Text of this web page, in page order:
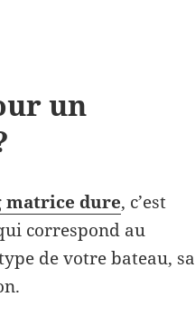
un
dure, c’est
correspond au
de votre bateau, sa